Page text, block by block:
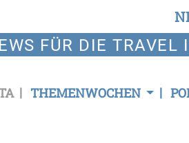
FÜR DIE TRAVEL
THEMENWOCHEN